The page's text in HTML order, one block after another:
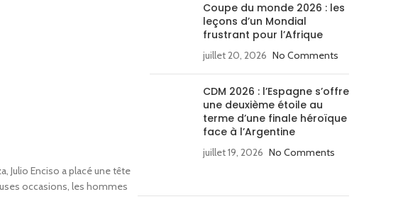
Julio Enciso a placé une tête
occasions, les hommes
Coupe du monde 2026 : les
leçons d’un Mondial
frustrant pour l’Afrique
juillet 20, 2026 No Comments
CDM 2026 : l’Espagne s’offre
une deuxième étoile au
terme d’une finale héroïque
face à l’Argentine
juillet 19, 2026 No Comments